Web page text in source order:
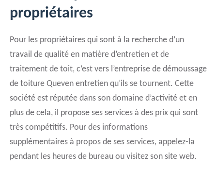
propriétaires
Pour les propriétaires qui sont à la recherche d’un
travail de qualité en matière d’entretien et de
traitement de toit, c’est vers l’entreprise de démoussage
de toiture Queven entretien qu’ils se tournent. Cette
société est réputée dans son domaine d’activité et en
plus de cela, il propose ses services à des prix qui sont
très compétitifs. Pour des informations
supplémentaires à propos de ses services, appelez-la
pendant les heures de bureau ou visitez son site web.